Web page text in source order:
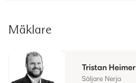
Mäklare
Tristan Heimer
Säljare Nerja